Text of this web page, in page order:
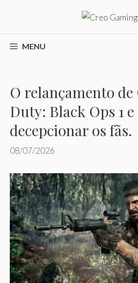
o
conteúdoMENU
O relançamento
Duty: Black Ops 1 e
decepcionar os fãs.
08/07/2026